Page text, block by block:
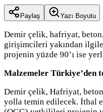
Paylaş Yazı Boyutu
Demir çelik, hafriyat,
girişimcileri yakından
projenin yüzde 90’ı ise
Malzemeler Türkiye’den
Demir çelik, Hafriyat,
yolla temin edilecek. İthal